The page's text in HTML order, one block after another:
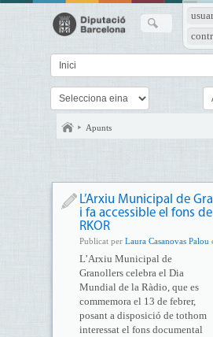
Apunts
L’Arxiu Municipal de
i fa accessible el fons de
RKOR
Publicat per Laura Casanovas Palou
L’Arxiu Municipal de
Granollers celebra el Dia
Mundial de la Ràdio, que es
commemora el 13 de febrer,
posant a disposició de tothom
interessat el fons documental